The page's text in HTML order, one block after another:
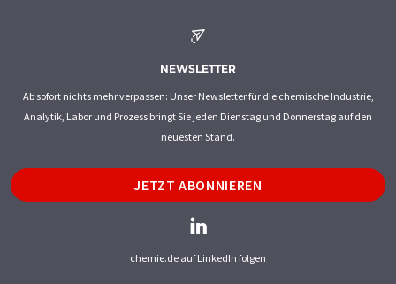
NEWSLETTER
Ab sofort nichts mehr verpassen: Unser Newsletter für die chemische Industrie,
Analytik, Labor und Prozess bringt Sie jeden Dienstag und Donnerstag auf den
neuesten Stand.
JETZT ABONNIEREN
chemie.de auf LinkedIn folgen